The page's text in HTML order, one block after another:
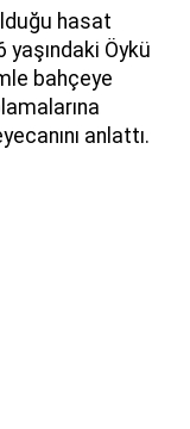
hasat
Öykü
bahçeye
anlattı.